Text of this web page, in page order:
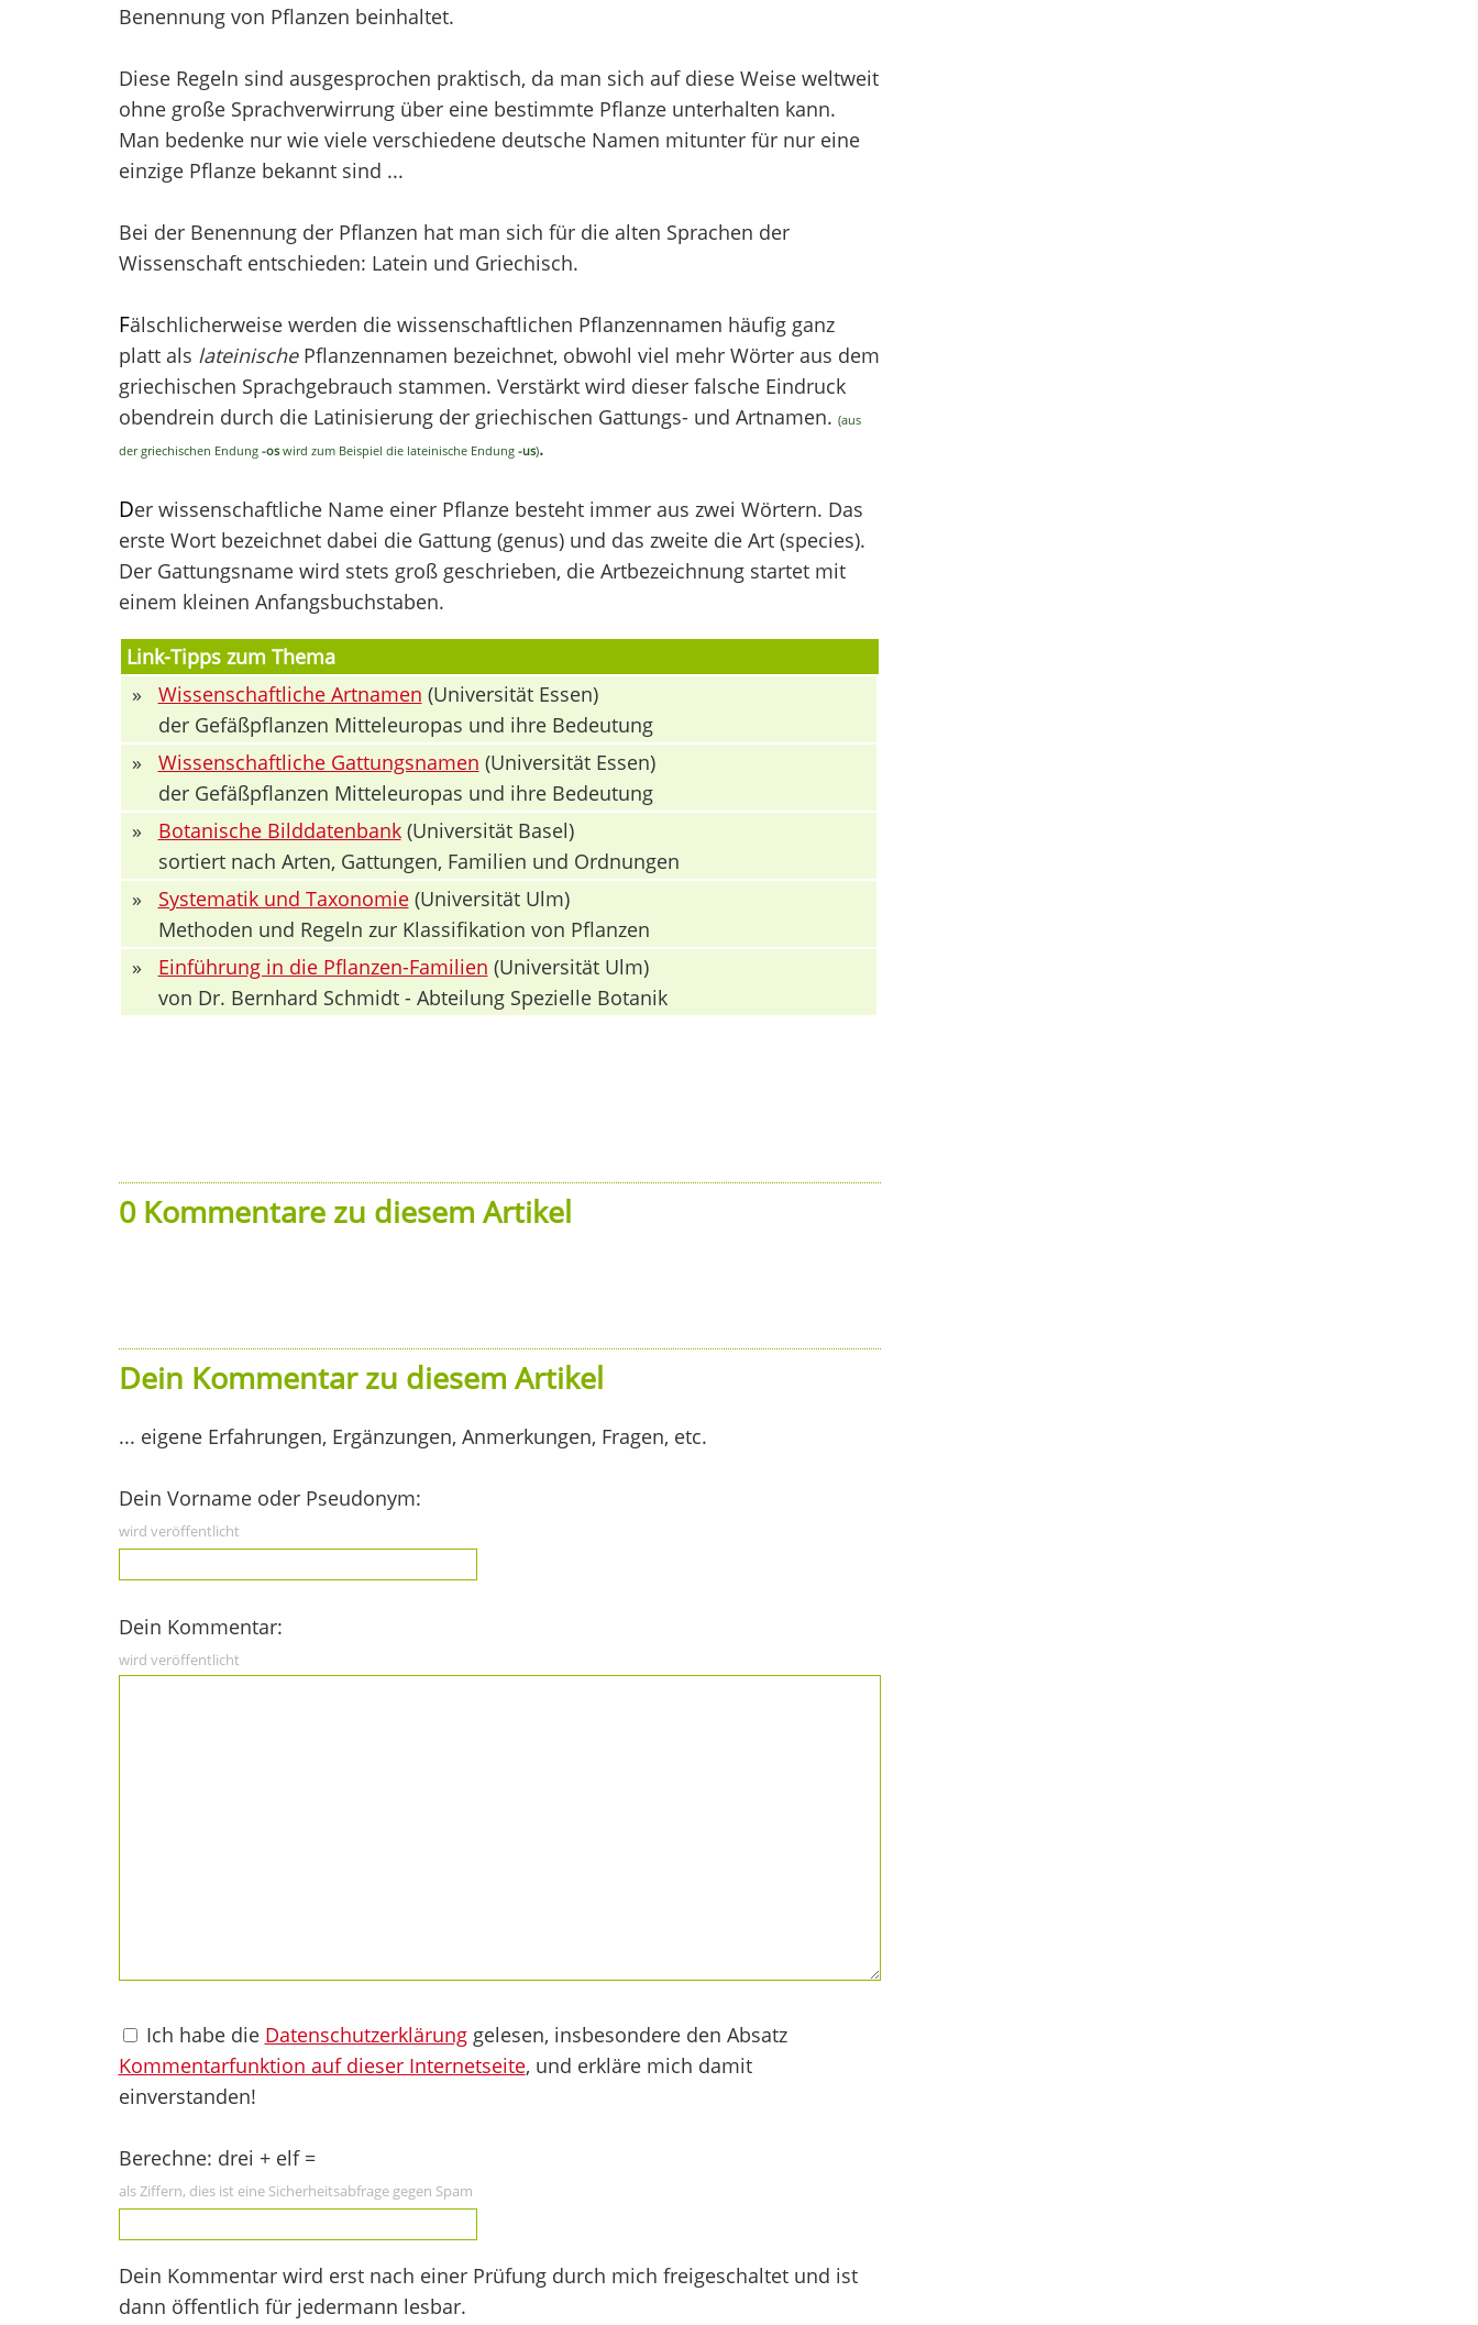
Benennung von Pflanzen beinhaltet.
Diese Regeln sind ausgesprochen praktisch, da man sich auf diese Weise weltweit
ohne große Sprachverwirrung über eine bestimmte Pflanze unterhalten kann.
Man bedenke nur wie viele verschiedene deutsche Namen mitunter für nur eine
einzige Pflanze bekannt sind ...
Bei der Benennung der Pflanzen hat man sich für die alten Sprachen der
Wissenschaft entschieden: Latein und Griechisch.
Fälschlicherweise werden die wissenschaftlichen Pflanzennamen häufig ganz
platt als lateinischePflanzennamen bezeichnet, obwohl viel mehr Wörter aus dem
griechischen Sprachgebrauch stammen. Verstärkt wird dieser falsche Eindruck
obendrein durch die Latinisierung der griechischen Gattungs- und Artnamen. (aus
der griechischen Endung -oswird zum Beispiel die lateinische Endung -us).
Der wissenschaftliche Name einer Pflanze besteht immer aus zwei Wörtern. Das
erste Wort bezeichnet dabei die Gattung (genus) und das zweite die Art (species).
Der Gattungsname wird stets groß geschrieben, die Artbezeichnung startet mit
einem kleinen Anfangsbuchstaben.
Link-Tipps zum Thema
»
Wissenschaftliche Artnamen (Universität Essen)
der Gefäßpflanzen Mitteleuropas und ihre Bedeutung
»
Wissenschaftliche Gattungsnamen (Universität Essen)
der Gefäßpflanzen Mitteleuropas und ihre Bedeutung
»
Botanische Bilddatenbank(Universität Basel)
sortiert nach Arten, Gattungen, Familien und Ordnungen
»
Systematik und Taxonomie(Universität Ulm)
Methoden und Regeln zur Klassifikation von Pflanzen
»
Einführung in die Pflanzen-Familien (Universität Ulm)
von Dr. Bernhard Schmidt - Abteilung Spezielle Botanik
0 Kommentare zu diesem Artikel
Dein Kommentar zu diesem Artikel
... eigene Erfahrungen, Ergänzungen, Anmerkungen, Fragen, etc.
Dein Vorname oder Pseudonym:
wird veröffentlicht
Dein Kommentar:
wird veröffentlicht
Ich habe die Datenschutzerklärunggelesen, insbesondere den Absatz
Kommentarfunktion auf dieser Internetseite, und erkläre mich damit
einverstanden!
Berechne: drei + elf =
als Ziffern, dies ist eine Sicherheitsabfrage gegen Spam
Dein Kommentar wird erst nach einer Prüfung durch mich freigeschaltet und ist
dann öffentlich für jedermann lesbar.